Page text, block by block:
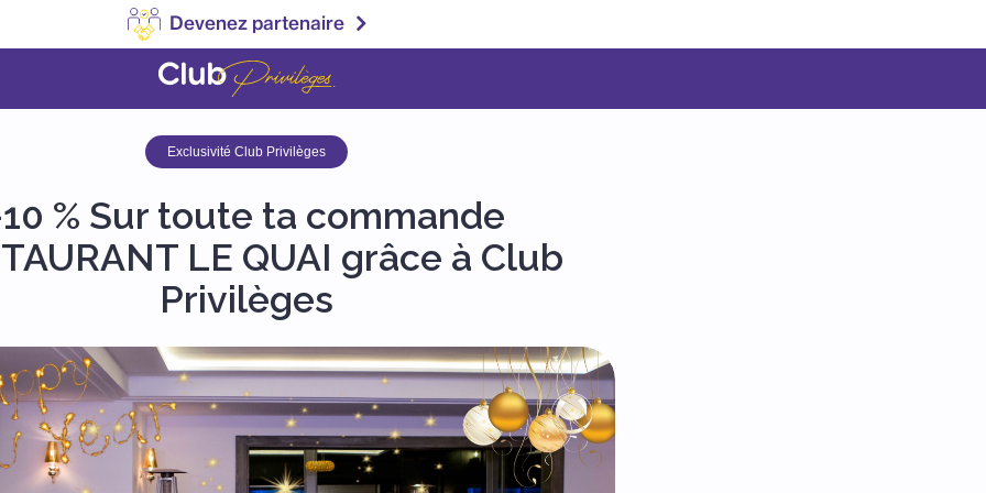
Devenez partenaire
Exclusivité Club Privilèges
% Sur toute ta commande
LE QUAI grâce à Club
Privilèges